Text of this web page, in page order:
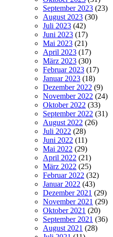
September 2023 (23)
August 2023 (30)
Juli 2023 (42)
Juni 2023 (17)
Mai 2023 (21)
April 2023 (17)
März 2023 (30)
Februar 2023 (17)
Januar 2023 (18)
Dezember 2022 (9)
November 2022 (24)
Oktober 2022 (33)
September 2022 (31)
August 2022 (26)
Juli 2022 (28)
Juni 2022 (11)
Mai 2022 (29)
April 2022 (21)
März 2022 (25)
Februar 2022 (32)
Januar 2022 (43)
Dezember 2021 (29)
November 2021 (29)
Oktober 2021 (20)
September 2021 (36)
August 2021 (28)